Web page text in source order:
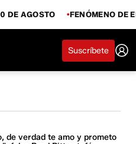
DE AGOSTO FENÓMENO DE
Suscríbete
de verdad te amo y prometo